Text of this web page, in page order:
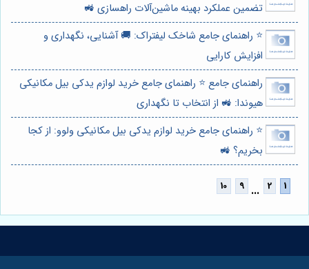
تضمین عملکرد بهینه ماشین‌آلات راهسازی 🚜
⭐️ راهنمای جامع شاخک لیفتراک: 🚚 آشنایی، نگهداری و
افزایش کارایی
راهنمای جامع ⭐️ راهنمای جامع خرید لوازم یدکی بیل مکانیکی
هیوندا: 🚜 از انتخاب تا نگهداری
⭐️ راهنمای جامع خرید لوازم یدکی بیل مکانیکی ولوو: از کجا
بخریم؟ 🚜
...